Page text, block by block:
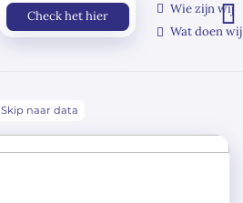
Skip naar data
Check het hier
Wie zijn wij
Wat doen wij